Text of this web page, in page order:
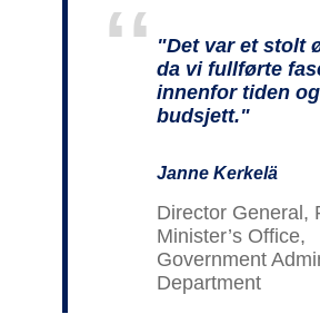
"Det var et stolt
da vi fullførte
innenfor tiden
budsjett."
Janne Kerkelä
Director General,
Minister’s Office,
Government
Department